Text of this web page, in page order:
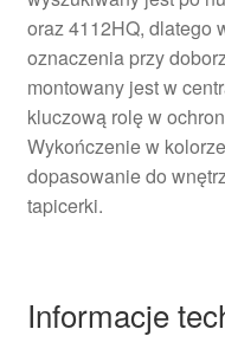
oraz 4112HQ, dlatego
oznaczenia przy
montowany jest w
kluczową rolę w
Wykończenie w
dopasowanie do
tapicerki.
Informacje